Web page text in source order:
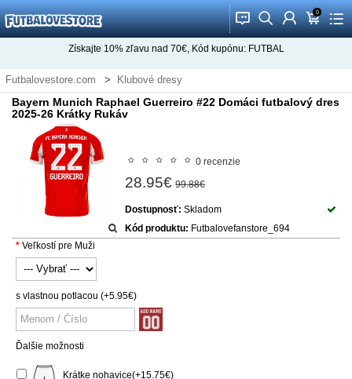
󰂱 󰂨 󰃳 0
󰃦 󰃖
Získajte 10%zľavu nad 70€, Kód kupónu: FUTBAL
Futbalovestore.com
Klubové dresy
Futbalové dresy Bayern Munich
Bayern Munich Raphael Guerreiro #22 Domáci futbalový dres
2025-26 Krátky Rukáv
0 recenzie
28.95€ 99.88€
Dostupnosť: Skladom
Kód produktu: Futbalovefanstore_694
Veľkostí pre Muži
s vlastnou potlacou (+5.95€)
Ďalšie možnosti
Krátke nohavice(+15.75€)